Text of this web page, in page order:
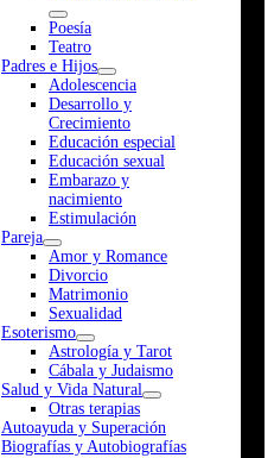
Poesía
Teatro
Padres e Hijos
Adolescencia
Desarrollo y
Crecimiento
Educación especial
Educación sexual
Embarazo y
nacimiento
Estimulación
Pareja
Amor y Romance
Divorcio
Matrimonio
Sexualidad
Esoterismo
Astrología y Tarot
Cábala y Judaismo
Salud y Vida Natural
Otras terapias
Autoayuda y Superación
Biografías y Autobiografías